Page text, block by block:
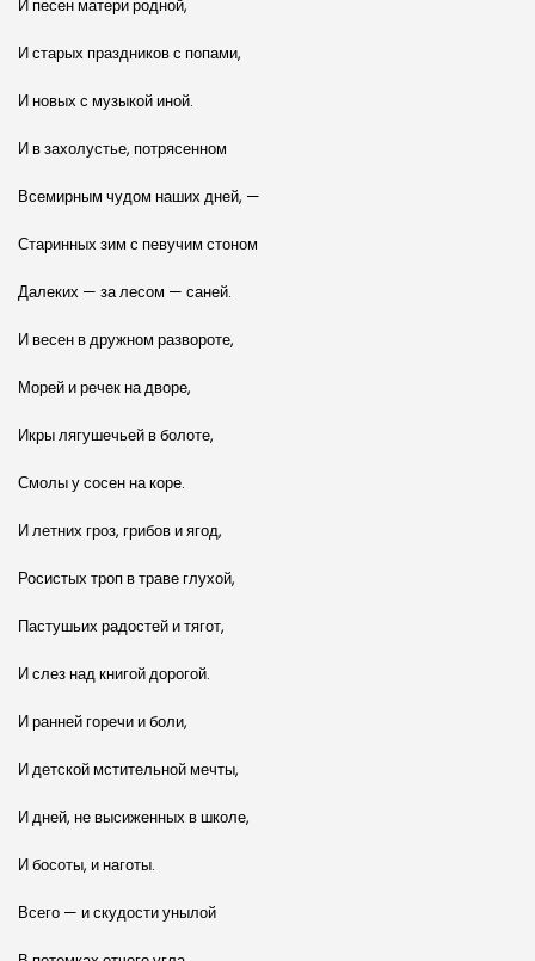
И песен матери родной,
И старых праздников с попами,
И новых с музыкой иной.
И в захолустье, потрясенном
Всемирным чудом наших дней, —
Старинных зим с певучим стоном
Далеких — за лесом — саней.
И весен в дружном развороте,
Морей и речек на дворе,
Икры лягушечьей в болоте,
Смолы у сосен на коре.
И летних гроз, грибов и ягод,
Росистых троп в траве глухой,
Пастушьих радостей и тягот,
И слез над книгой дорогой.
И ранней горечи и боли,
И детской мстительной мечты,
И дней, не высиженных в школе,
И босоты, и наготы.
Всего — и скудости унылой